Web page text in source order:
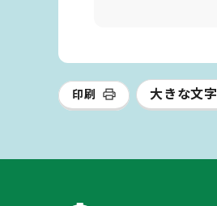
印刷 大きな文